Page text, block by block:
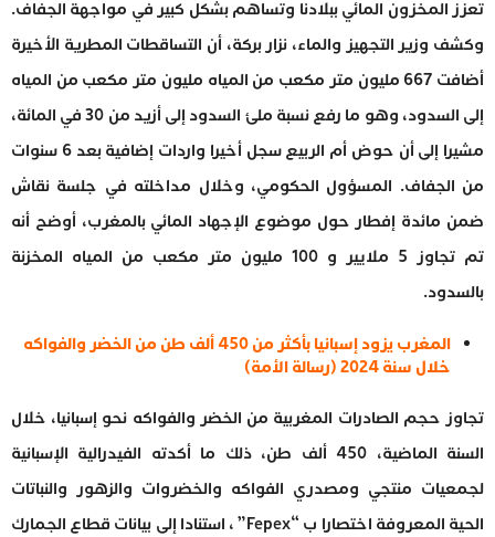
تعزز المخزون المائي ببلادنا وتساهم بشكل كبير في مواجهة الجفاف.
وكشف وزير التجهيز والماء، نزار بركة، أن التساقطات المطرية الأخيرة
أضافت 667 مليون متر مكعب من المياه مليون متر مكعب من المياه
إلى السدود، وهو ما رفع نسبة ملئ السدود إلى أزيد من 30 في المائة،
مشيرا إلى أن حوض أم الربيع سجل أخيرا واردات إضافية بعد 6 سنوات
من الجفاف. المسؤول الحكومي، وخلال مداخلته في جلسة نقاش
ضمن مائدة إفطار حول موضوع الإجهاد المائي بالمغرب، أوضح أنه
تم تجاوز 5 ملايير و 100 مليون متر مكعب من المياه المخزنة
بالسدود.
المغرب يزود إسبانيا بأكثر من 450 ألف طن من الخضر والفواكه
خلال سنة 2024 (رسالة الأمة)
تجاوز حجم الصادرات المغربية من الخضر والفواكه نحو إسبانيا، خلال
السنة الماضية، 450 ألف طن، ذلك ما أكدته الفيدرالية الإسبانية
لجمعيات منتجي ومصدري الفواكه والخضروات والزهور والنباتات
الحية المعروفة اختصارا ب “Fepex” ، استنادا إلى بيانات قطاع الجمارك